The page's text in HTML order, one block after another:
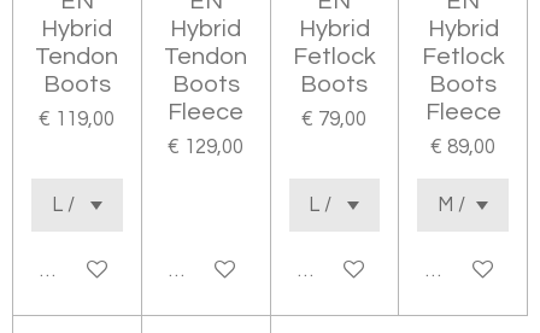
Hybrid
Tendon
Boots
€ 119,00
In winkelwagen
Hybrid
Tendon
Boots
Fleece
€ 129,00
In winkelwagen
Hybrid
Fetlock
Boots
€ 79,00
In winkelwagen
Hybrid
Fetlock
Boots
Fleece
€ 89,00
In